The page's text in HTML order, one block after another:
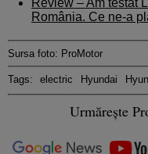
România. Ce ne-a
Sursa foto: ProMotor
Tags: electric Hyundai
Urmărește